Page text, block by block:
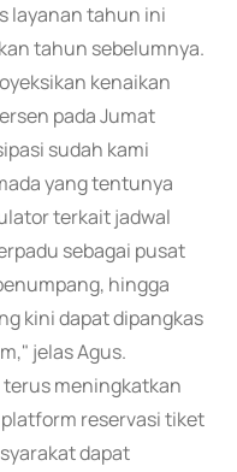
layanan tahun ini
tahun sebelumnya.
kenaikan
pada Jumat
sudah kami
yang tentunya
terkait jadwal
sebagai pusat
hingga
kini dapat dipangkas
jelas Agus.
terus meningkatkan
reservasi tiket
dapat